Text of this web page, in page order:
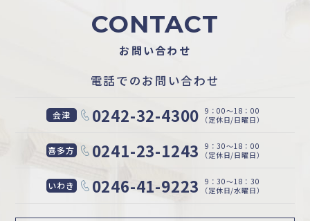
CONTACT
お問い合わせ
電話でのお問い合わせ
会津 0242-32-4300 9：00〜18：00
（定休日/日曜日）
喜多方 0241-23-1243
9：30〜18：00
（定休日/日曜日）
いわき 0246-41-9223
9：30〜18：30
（定休日/水曜日）